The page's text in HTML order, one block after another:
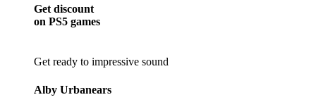
Get discount
on PS5 games
Get ready to impressive sound
Alby Urbanears